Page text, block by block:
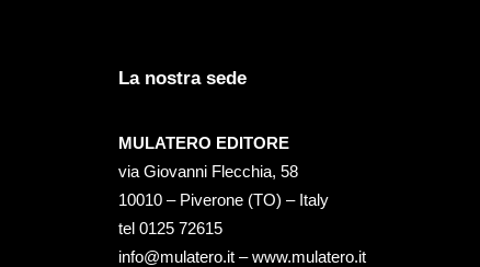
La nostra sede
MULATERO EDITORE
via Giovanni Flecchia, 58
10010 – Piverone (TO) – Italy
tel ‭0125 72615‬
info@mulatero.it –www.mulatero.it